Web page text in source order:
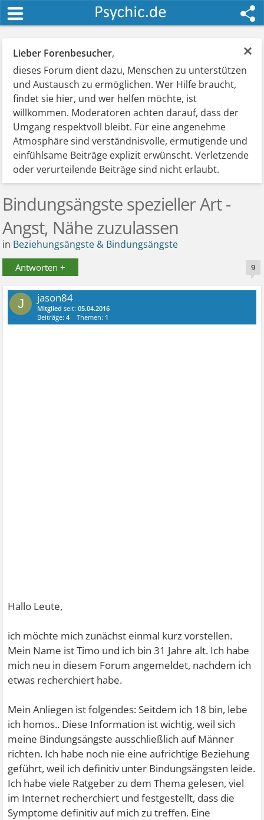
×
Lieber Forenbesucher,
dieses Forum dient dazu, Menschen zu unterstützen
und Austausch zu ermöglichen. Wer Hilfe braucht,
findet sie hier, und wer helfen möchte, ist
willkommen. Moderatoren achten darauf, dass der
Umgang respektvoll bleibt. Für eine angenehme
Atmosphäre sind verständnisvolle, ermutigende und
einfühlsame Beiträge explizit erwünscht. Verletzende
oder verurteilende Beiträge sind nicht erlaubt.
Bindungsängste spezieller Art -
Angst, Nähe zuzulassen
in Beziehungsängste & Bindungsängste
Antworten + 9
J jason84
Mitglied seit:05.04.2016
Beiträge:4 Themen: 1
Hallo Leute,
ich möchte mich zunächst einmal kurz vorstellen.
Mein Name ist Timo und ich bin 31 Jahre alt. Ich habe
mich neu in diesem Forum angemeldet, nachdem ich
etwas recherchiert habe.
Mein Anliegen ist folgendes: Seitdem ich 18 bin, lebe
ich homos.. Diese Information ist wichtig, weil sich
meine Bindungsängste ausschließlich auf Männer
richten. Ich habe noch nie eine aufrichtige Beziehung
geführt, weil ich definitiv unter Bindungsängsten leide.
Ich habe viele Ratgeber zu dem Thema gelesen, viel
im Internet recherchiert und festgestellt, dass die
Symptome definitiv auf mich zu treffen. Eine